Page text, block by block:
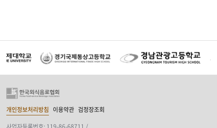
개인정보처리방침 이용약관 검정장조회